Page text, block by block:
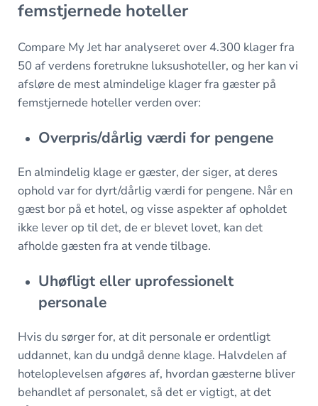
femstjernede hoteller
Compare My Jet har analyseret over 4.300 klager fra
50 af verdens foretrukne luksushoteller, og her kan vi
afsløre de mest almindelige klager fra gæster på
femstjernede hoteller verden over:
Overpris/dårlig værdi for pengene
En almindelig klage er gæster, der siger, at deres
ophold var for dyrt/dårlig værdi for pengene. Når en
gæst bor på et hotel, og visse aspekter af opholdet
ikke lever op til det, de er blevet lovet, kan det
afholde gæsten fra at vende tilbage.
Uhøfligt eller uprofessionelt
personale
Hvis du sørger for, at dit personale er ordentligt
uddannet, kan du undgå denne klage. Halvdelen af
hoteloplevelsen afgøres af, hvordan gæsterne bliver
behandlet af personalet, så det er vigtigt, at det